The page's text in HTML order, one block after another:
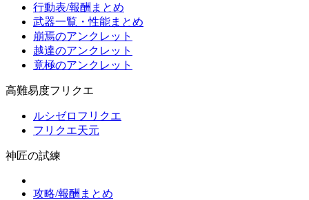
行動表/報酬まとめ
武器一覧・性能まとめ
崩焉のアンクレット
越達のアンクレット
竟極のアンクレット
高難易度フリクエ
ルシゼロフリクエ
フリクエ天元
神匠の試練
攻略/報酬まとめ